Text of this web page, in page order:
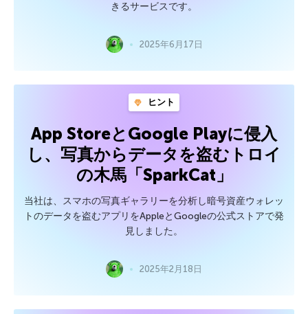
きるサービスです。
2025年6月17日
ヒント
App StoreとGoogle Playに侵入
し、写真からデータを盗むトロイ
の木馬「SparkCat」
当社は、スマホの写真ギャラリーを分析し暗号資産ウォレッ
トのデータを盗むアプリをAppleとGoogleの公式ストアで発
見しました。
2025年2月18日